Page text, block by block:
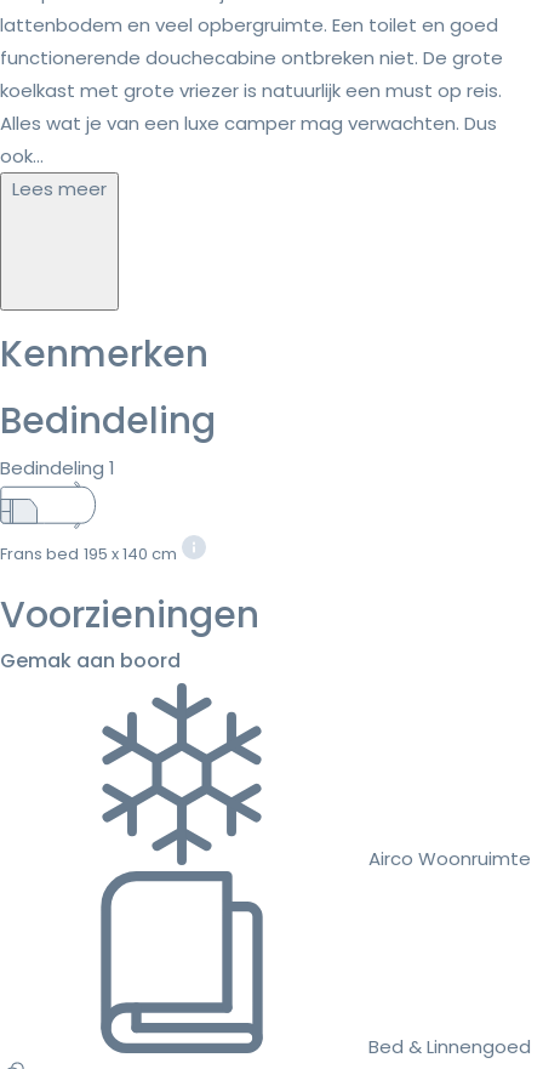
lattenbodem en veel opbergruimte. Een toilet en goed
functionerende douchecabine ontbreken niet. De grote
koelkast met grote vriezer is natuurlijk een must op reis.
Alles wat je van een luxe camper mag verwachten. Dus
ook...
Lees meer
Kenmerken
Bedindeling
Bedindeling 1
Frans bed 195 x 140 cm
Voorzieningen
Gemak aan boord
Airco Woonruimte
Bed & Linnengoed